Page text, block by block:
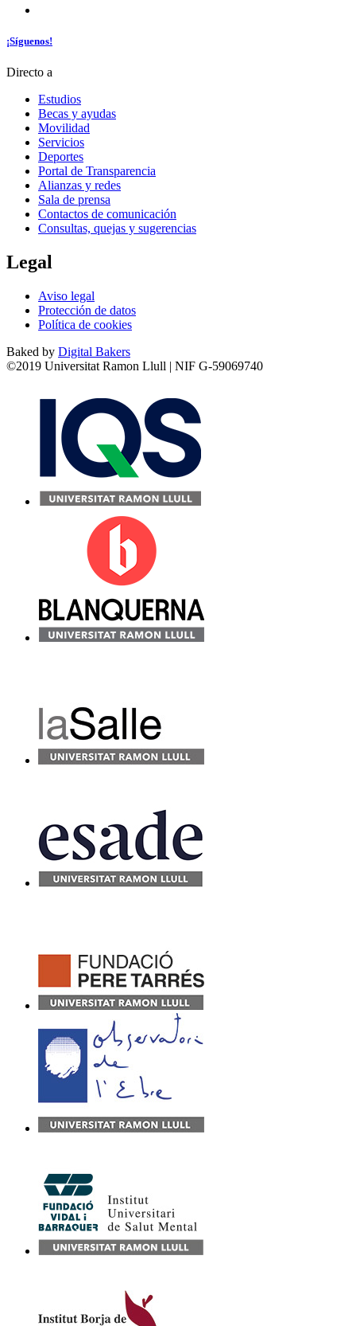
¡Síguenos!
Directo a
Estudios
Becas y ayudas
Movilidad
Servicios
Deportes
Portal de Transparencia
Alianzas y redes
Sala de prensa
Contactos de comunicación
Consultas, quejas y sugerencias
Legal
Aviso legal
Protección de datos
Política de cookies
Baked by Digital Bakers
©2019 Universitat Ramon Llull | NIF G-59069740